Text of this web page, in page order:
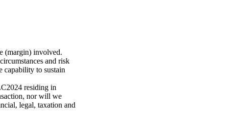
(margin) involved.
and risk
capability to sustain
residing in
nor will we
legal, taxation and